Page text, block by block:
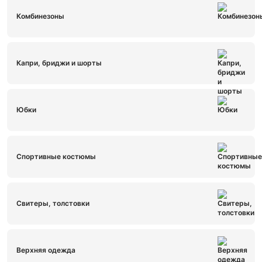
Комбинезоны
Капри, бриджи и шорты
Юбки
Спортивные костюмы
Свитеры, толстовки
Верхняя одежда